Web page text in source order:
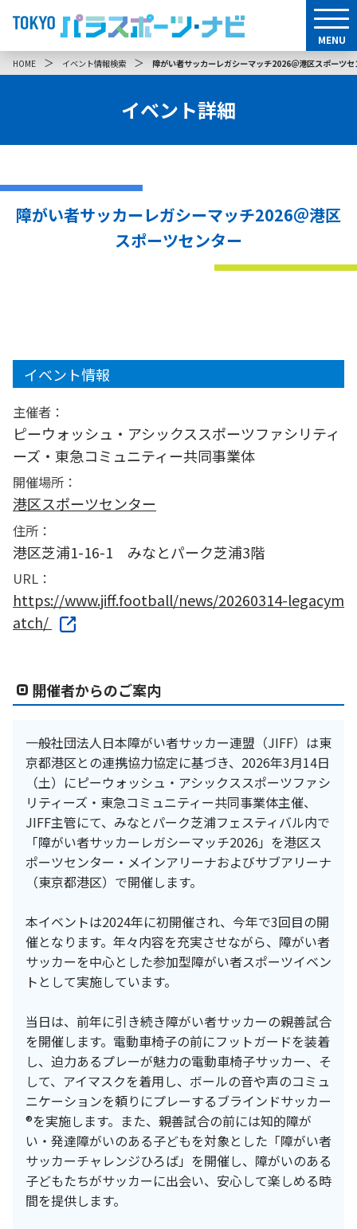
MENU
HOME ＞ イベント情報検索 ＞ 障がい者サッカーレガシーマッチ2026＠港区スポーツセ
イベント詳細
障がい者サッカーレガシーマッチ2026＠港区
スポーツセンター
イベント情報
主催者：
ピーウォッシュ・アシックススポーツファシリティ
ーズ・東急コミュニティー共同事業体
開催場所：
港区スポーツセンター
住所：
港区芝浦1-16-1 みなとパーク芝浦3階
URL：
https://www.jiff.football/news/20260314-legacym
atch/
開催者からのご案内
一般社団法人日本障がい者サッカー連盟（JIFF）は東
京都港区との連携協力協定に基づき、2026年3月14日
（土）にピーウォッシュ・アシックススポーツファシ
リティーズ・東急コミュニティー共同事業体主催、
JIFF主管にて、みなとパーク芝浦フェスティバル内で
「障がい者サッカーレガシーマッチ2026」を港区ス
ポーツセンター・メインアリーナおよびサブアリーナ
（東京都港区）で開催します。
本イベントは2024年に初開催され、今年で3回目の開
催となります。年々内容を充実させながら、障がい者
サッカーを中⼼とした参加型障がい者スポーツイベン
トとして実施しています。
当日は、前年に引き続き障がい者サッカーの親善試合
を開催します。電動車椅子の前にフットガードを装着
し、迫力あるプレーが魅力の電動車椅子サッカー、そ
して、アイマスクを着用し、ボールの音や声のコミュ
ニケーションを頼りにプレーするブラインドサッカー
®を実施します。また、親善試合の前には知的障が
い・発達障がいのある子どもを対象とした「障がい者
サッカーチャレンジひろば」を開催し、障がいのある
子どもたちがサッカーに出会い、安心して楽しめる時
間を提供します。